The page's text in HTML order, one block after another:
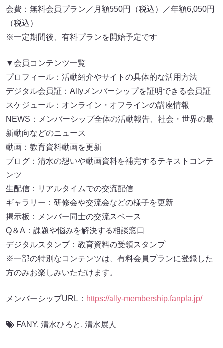
会費：無料会員プラン／月額550円（税込）／年額6,050円
（税込）
※一定期間後、有料プランを開始予定です
▼会員コンテンツ一覧
プロフィール：活動紹介やサイトの具体的な活用方法
デジタル会員証：Allyメンバーシップを証明できる会員証
スケジュール：オンライン・オフラインの講座情報
NEWS：メンバーシップ全体の活動報告、社会・世界の最
新動向などのニュース
動画：教育資料動画を更新
ブログ：清水の想いや動画資料を補完するテキストコンテ
ンツ
生配信：リアルタイムでの交流配信
ギャラリー：研修会や交流会などの様子を更新
掲示板：メンバー同士の交流スペース
Q＆A：課題や悩みを解決する相談窓口
デジタルスタンプ：教育資料の受領スタンプ
※一部の特別なコンテンツは、有料会員プランに登録した
方のみお楽しみいただけます。
メンバーシップURL： https://ally-membership.fanpla.jp/
FANY, 清水ひろと , 清水展人